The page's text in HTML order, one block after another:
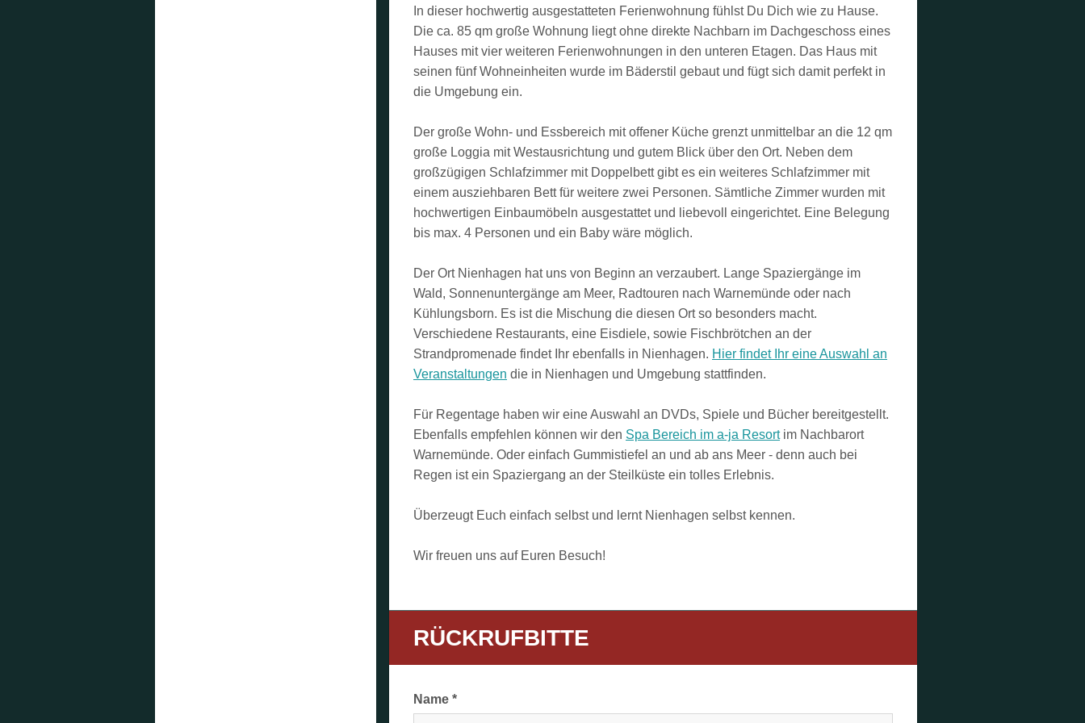
In dieser hochwertig ausgestatteten Ferienwohnung fühlst Du Dich wie zu Hause.
Die ca. 85 qm große Wohnung liegt ohne direkte Nachbarn im Dachgeschoss eines
Hauses mit vier weiteren Ferienwohnungen in den unteren Etagen. Das Haus mit
seinen fünf Wohneinheiten wurde im Bäderstil gebaut und fügt sich damit perfekt in
die Umgebung ein.
Der große Wohn- und Essbereich mit offener Küche grenzt unmittelbar an die 12 qm
große Loggia mit Westausrichtung und gutem Blick über den Ort. Neben dem
großzügigen Schlafzimmer mit Doppelbett gibt es ein weiteres Schlafzimmer mit
einem ausziehbaren Bett für weitere zwei Personen. Sämtliche Zimmer wurden mit
hochwertigen Einbaumöbeln ausgestattet und liebevoll eingerichtet. Eine Belegung
bis max. 4 Personen und ein Baby wäre möglich.
Der Ort Nienhagen hat uns von Beginn an verzaubert. Lange Spaziergänge im
Wald, Sonnenuntergänge am Meer, Radtouren nach Warnemünde oder nach
Kühlungsborn. Es ist die Mischung die diesen Ort so besonders macht.
Verschiedene Restaurants, eine Eisdiele, sowie Fischbrötchen an der
Strandpromenade findet Ihr ebenfalls in Nienhagen. Hier findet Ihr eine Auswahl an
Veranstaltungen die in Nienhagen und Umgebung stattfinden.
Für Regentage haben wir eine Auswahl an DVDs, Spiele und Bücher bereitgestellt.
Ebenfalls empfehlen können wir den Spa Bereich im a-ja Resortim Nachbarort
Warnemünde. Oder einfach Gummistiefel an und ab ans Meer - denn auch bei
Regen ist ein Spaziergang an der Steilküste ein tolles Erlebnis.
Überzeugt Euch einfach selbst und lernt Nienhagen selbst kennen.
Wir freuen uns auf Euren Besuch!
RÜCKRUFBITTE
Name *